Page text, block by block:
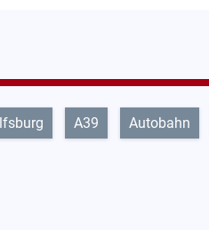
A39 Autobahn